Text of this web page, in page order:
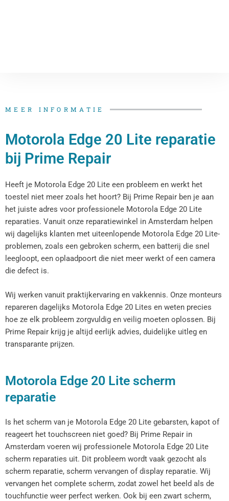
MEER INFORMATIE
Motorola Edge 20 Lite reparatie
bij Prime Repair
Heeft je Motorola Edge 20 Lite een probleem en werkt het
toestel niet meer zoals het hoort? Bij Prime Repair ben je aan
het juiste adres voor professionele Motorola Edge 20 Lite
reparaties. Vanuit onze reparatiewinkel in Amsterdam helpen
wij dagelijks klanten met uiteenlopende Motorola Edge 20 Lite-
problemen, zoals een gebroken scherm, een batterij die snel
leegloopt, een oplaadpoort die niet meer werkt of een camera
die defect is.
Wij werken vanuit praktijkervaring en vakkennis. Onze monteurs
repareren dagelijks Motorola Edge 20 Lites en weten precies
hoe ze elk probleem zorgvuldig en veilig moeten oplossen. Bij
Prime Repair krijg je altijd eerlijk advies, duidelijke uitleg en
transparante prijzen.
Motorola Edge 20 Lite scherm
reparatie
Is het scherm van je Motorola Edge 20 Lite gebarsten, kapot of
reageert het touchscreen niet goed? Bij Prime Repair in
Amsterdam voeren wij professionele Motorola Edge 20 Lite
scherm reparaties uit. Dit probleem wordt vaak gezocht als
scherm reparatie, scherm vervangen of display reparatie. Wij
vervangen het complete scherm, zodat zowel het beeld als de
touchfunctie weer perfect werken. Ook bij een zwart scherm,